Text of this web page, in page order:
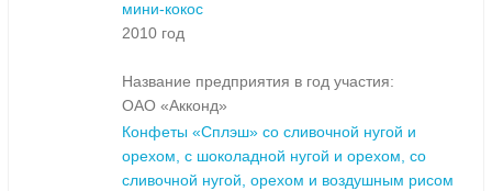
мини-кокос
2010 год
Название предприятия в год участия:
ОАО «Акконд»
Конфеты «Сплэш» со сливочной нугой и
орехом, с шоколадной нугой и орехом, со
сливочной нугой, орехом и воздушным рисом